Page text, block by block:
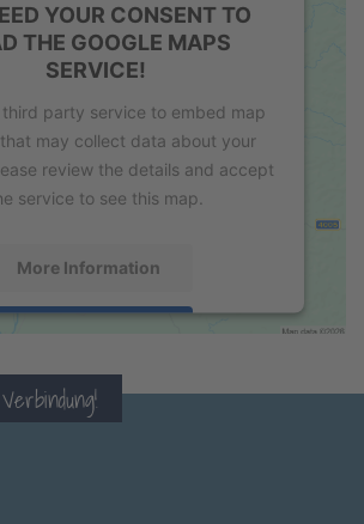
YOUR CONSENT TO
THE GOOGLE MAPS
SERVICE!
third party service to embed map
may collect data about your
review the details and accept
service to see this map.
More Information
byUsercentrics Consent
Platform&eRecht24